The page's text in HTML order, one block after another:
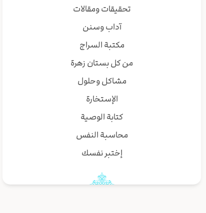
تحقيقات ومقالات
آداب وسنن
مكتبة السراج
من كل بستان زهرة
مشاكل وحلول
الإستخارة
كتابة الوصية
محاسبة النفس
إختبر نفسك